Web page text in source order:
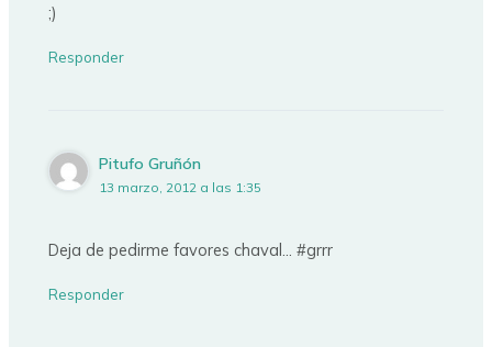
;)
Responder
Pitufo Gruñón
13 marzo, 2012 a las 1:35
Deja de pedirme favores chaval… #grrr
Responder